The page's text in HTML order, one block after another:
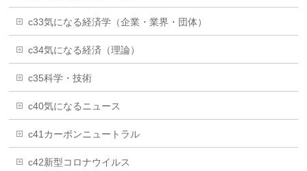
c33気になる経済学（企業・業界・団体）
c34気になる経済（理論）
c35科学・技術
c40気になるニュース
c41カーボンニュートラル
c42新型コロナウイルス